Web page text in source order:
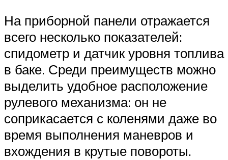
На приборной панели отражается
всего несколько показателей:
спидометр и датчик уровня топлива
в баке. Среди преимуществ можно
выделить удобное расположение
рулевого механизма: он не
соприкасается с коленями даже во
время выполнения маневров и
вхождения в крутые повороты.